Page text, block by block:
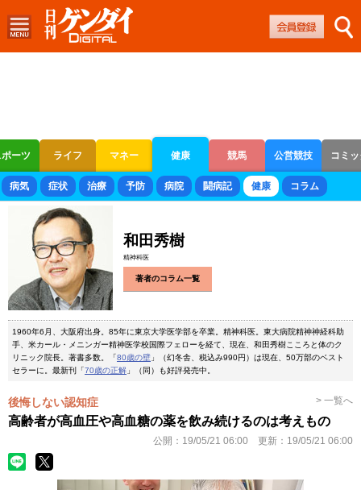
ーツ ライフ マネー 健康 競馬 公営競技 コミ
ボートレース 競輪 オートレース
病気 症状 治療 予防 病院 闘病記 健康 コラム
和田秀樹
精神科医
著者のコラム一覧
1960年6月、大阪府出身。85年に東京大学医学部を卒業。精神科医。東大病院精神神経科助
手、米カール・メニンガー精神医学校国際フェローを経て、現在、和田秀樹こころと体のク
リニック院長。著書多数。「80歳の壁 」（幻冬舎、税込み990円）は現在、50万部のベスト
セラーに。最新刊「70歳の正解 」（同）も好評発売中。
後悔しない認知症 > 一覧へ
高齢者が高血圧や高血糖の薬を飲み続けるのは考えもの
公開： 19/05/21 06:00 更新： 19/05/21 06:00